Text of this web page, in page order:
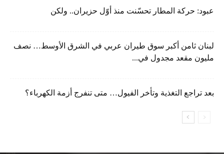
عبود: حركة المطار تحسّنت منذ أوّل حزيران.. ولكن
لبنان ثامن أكبر سوق طيران عربي في الشرق الأوسط… نصف
مليون مقعد مجدول في...
بعد تراجع التغذية وتأخر الفيول… متى تنفرج أزمة الكهرباء؟